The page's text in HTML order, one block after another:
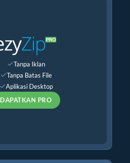
Tanpa Iklan
Tanpa Batas File
Aplikasi Desktop
DAPATKAN PRO